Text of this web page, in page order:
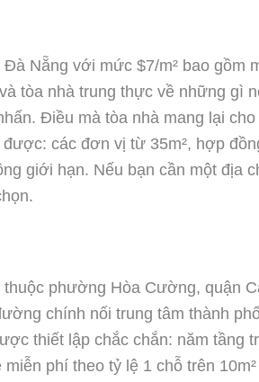
Nẵng với mức $7/m² bao gồm
tòa nhà trung thực về những gì
Điều mà tòa nhà mang lại
các đơn vị từ 35m², hợp
giới hạn. Nếu bạn cần một địa
phường Hòa Cường, quận
chính nối trung tâm thành
thiết lập chắc chắn: năm tầng
phí theo tỷ lệ 1 chỗ trên